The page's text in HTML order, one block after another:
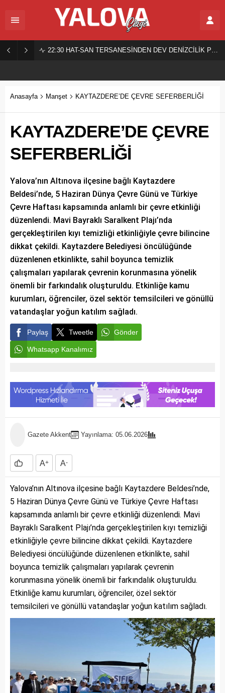
22:30 HAT-SAN TERSANESİNDEN DEV DENİZCİLİK PROJESİ!
Anasayfa Manşet KAYTAZDERE’DE ÇEVRE SEFERBERLİĞİ
KAYTAZDERE’DE ÇEVRE
SEFERBERLİĞİ
Yalova’nın Altınova ilçesine bağlı Kaytazdere
Beldesi’nde, 5 Haziran Dünya Çevre Günü ve Türkiye
Çevre Haftası kapsamında anlamlı bir çevre etkinliği
düzenlendi. Mavi Bayraklı Saralkent Plajı’nda
gerçekleştirilen kıyı temizliği etkinliğiyle çevre bilincine
dikkat çekildi. Kaytazdere Belediyesi öncülüğünde
düzenlenen etkinlikte, sahil boyunca temizlik
çalışmaları yapılarak çevrenin korunmasına yönelik
önemli bir farkındalık oluşturuldu. Etkinliğe kamu
kurumları, öğrenciler, özel sektör temsilcileri ve gönüllü
vatandaşlar yoğun katılım sağladı.
Paylaş Tweetle Gönder
Whatsapp Kanalımız
Gazete Akkent Yayınlama: 05.06.2026
A+ A-
Yalova’nın Altınova ilçesine bağlı Kaytazdere Beldesi’nde,
5 Haziran Dünya Çevre Günü ve Türkiye Çevre Haftası
kapsamında anlamlı bir çevre etkinliği düzenlendi. Mavi
Bayraklı Saralkent Plajı’nda gerçekleştirilen kıyı temizliği
etkinliğiyle çevre bilincine dikkat çekildi. Kaytazdere
Belediyesi öncülüğünde düzenlenen etkinlikte, sahil
boyunca temizlik çalışmaları yapılarak çevrenin
korunmasına yönelik önemli bir farkındalık oluşturuldu.
Etkinliğe kamu kurumları, öğrenciler, özel sektör
temsilcileri ve gönüllü vatandaşlar yoğun katılım sağladı.